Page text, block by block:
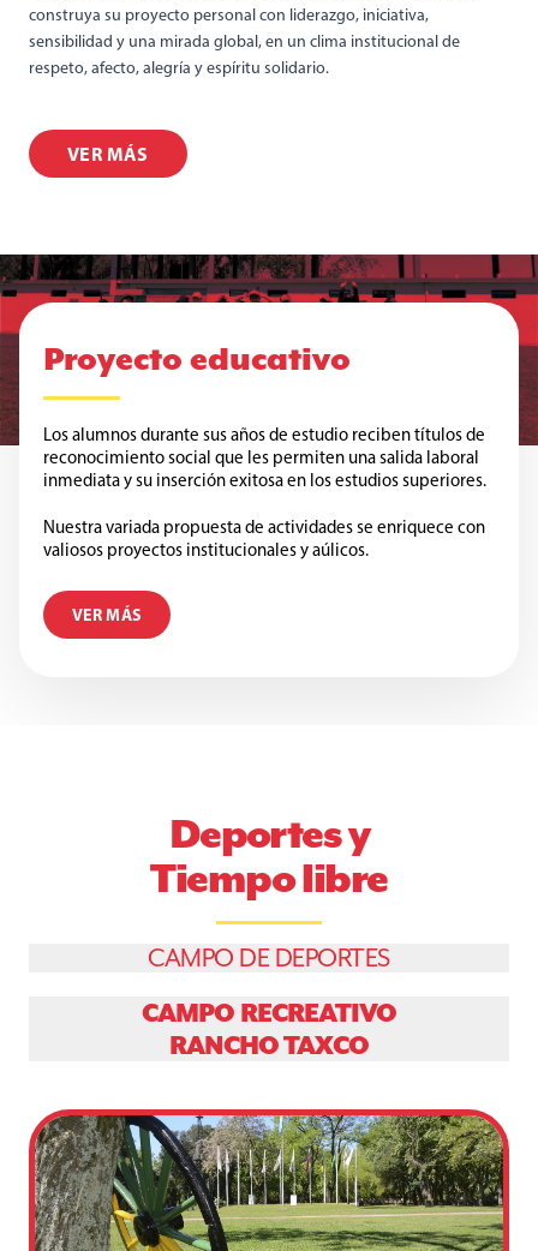
construya su proyecto personal con liderazgo, iniciativa,
sensibilidad y una mirada global, en un clima institucional de
respeto, afecto, alegría y espíritu solidario.
VER MÁS
Proyecto educativo
Los alumnos durante sus años de estudio reciben títulos de
reconocimiento social que les permiten una salida laboral
inmediata y su inserción exitosa en los estudios superiores.
Nuestra variada propuesta de actividades se enriquece con
valiosos proyectos institucionales y aúlicos.
VER MÁS
Deportes y
Tiempo libre
CAMPO DE DEPORTES
CAMPO RECREATIVO
RANCHO TAXCO